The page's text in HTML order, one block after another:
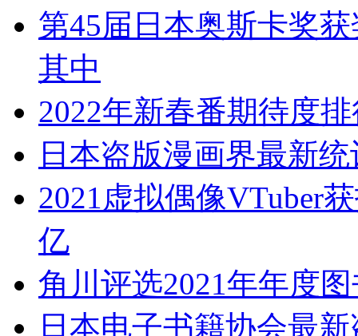
第45届日本奥斯卡奖
其中
2022年新春番期待度
日本盗版漫画界最新
2021虚拟偶像VTuber
亿
角川评选2021年年度
日本电子书籍协会最